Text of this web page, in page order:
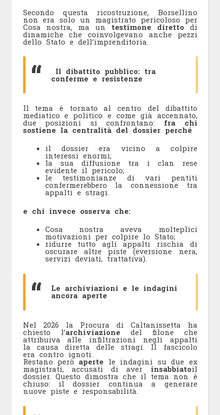
Secondo questa ricostruzione, Borsellino
non era solo un magistrato pericoloso per
Cosa nostra, ma un testimone diretto di
dinamiche che coinvolgevano anche pezzi
dello Stato e dell’imprenditoria.
Il dibattito pubblico: tra
conferme e resistenze
Il tema è tornato al centro del dibattito
mediatico e politico e come già accennato,
due posizioni si confrontano: fra chi
sostiene la centralità del dossier perché
il dossier era vicino a colpire
interessi enormi;
la sua diffusione tra i clan rese
evidente il pericolo;
le testimonianze di vari pentiti
confermerebbero la connessione tra
appalti e stragi.
e chi invece osserva che:
Cosa nostra aveva molteplici
motivazioni per colpire lo Stato;
ridurre tutto agli appalti rischia di
oscurare altre piste (eversione nera,
servizi deviati, trattativa).
Le archiviazioni e le indagini
ancora aperte
Nel 2026 la Procura di Caltanissetta ha
chiesto l’archiviazione del filone che
attribuiva alle infiltrazioni negli appalti
la causa diretta delle stragi. Il fascicolo
era contro ignoti.
Restano però aperte le indagini su due ex
magistrati, accusati di aver insabbiatoil
dossier. Questo dimostra che il tema non è
chiuso: il dossier continua a generare
nuove piste e responsabilità.